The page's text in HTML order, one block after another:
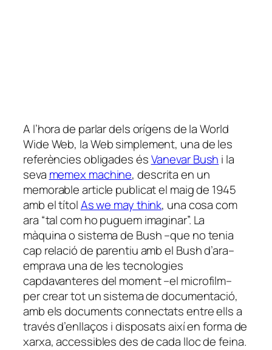
A l’hora de parlar dels orígens de la World
Wide Web, la Web simplement, una de les
referències obligades ésVanevar Bush i la
seva memex machine, descrita en un
memorable article publicat el maig de 1945
amb el títolAs we may think, una cosa com
ara “tal com ho puguem imaginar”. La
màquina o sistema de Bush –que no tenia
cap relació de parentiu amb el Bush d’ara–
emprava una de les tecnologies
capdavanteres del moment –el microfilm–
per crear tot un sistema de documentació,
amb els documents connectats entre ells a
través d’enllaços i disposats així en forma de
xarxa, accessibles des de cada lloc de feina.